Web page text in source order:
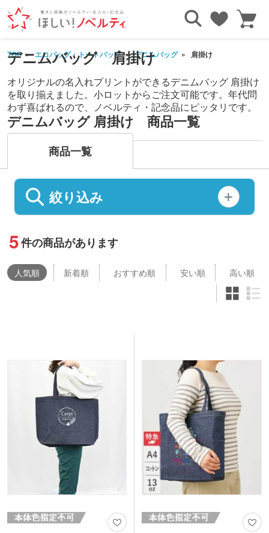
TOP エコバッグ・トートバッグ デニムバッグ 肩掛け
デニムバッグ 肩掛け
オリジナルの名入れプリントができるデニムバッグ 肩掛け
を取り揃えました。小ロットからご注文可能です。年代問
わず喜ばれるので、ノベルティ・記念品にピッタリです。
デニムバッグ 肩掛け 商品一覧
商品一覧
絞り込み
5件の商品があります
人気順 新着順 おすすめ順 安い順 高い順